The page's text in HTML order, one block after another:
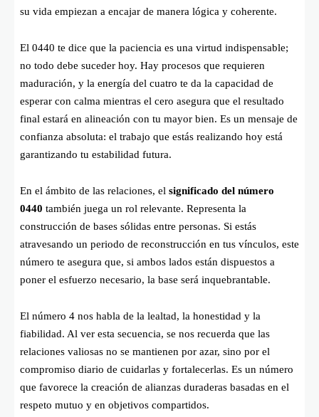
su vida empiezan a encajar de manera lógica y coherente.
El 0440 te dice que la paciencia es una virtud indispensable;
no todo debe suceder hoy. Hay procesos que requieren
maduración, y la energía del cuatro te da la capacidad de
esperar con calma mientras el cero asegura que el resultado
final estará en alineación con tu mayor bien. Es un mensaje de
confianza absoluta: el trabajo que estás realizando hoy está
garantizando tu estabilidad futura.
En el ámbito de las relaciones, el significado del número
0440 también juega un rol relevante. Representa la
construcción de bases sólidas entre personas. Si estás
atravesando un periodo de reconstrucción en tus vínculos, este
número te asegura que, si ambos lados están dispuestos a
poner el esfuerzo necesario, la base será inquebrantable.
El número 4 nos habla de la lealtad, la honestidad y la
fiabilidad. Al ver esta secuencia, se nos recuerda que las
relaciones valiosas no se mantienen por azar, sino por el
compromiso diario de cuidarlas y fortalecerlas. Es un número
que favorece la creación de alianzas duraderas basadas en el
respeto mutuo y en objetivos compartidos.